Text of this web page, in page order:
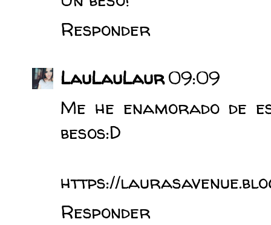
Responder
LauLauLaur09:09
Me he enamorado de
besos:D
https://
Responder